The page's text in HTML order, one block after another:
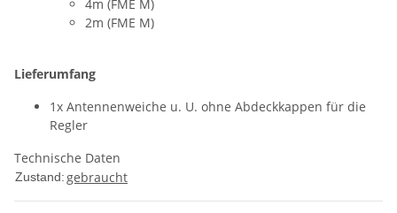
4m (FME M)
2m (FME M)
Lieferumfang
1x Antennenweiche u. U. ohne Abdeckkappen für die
Regler
Technische Daten
Zustand: gebraucht